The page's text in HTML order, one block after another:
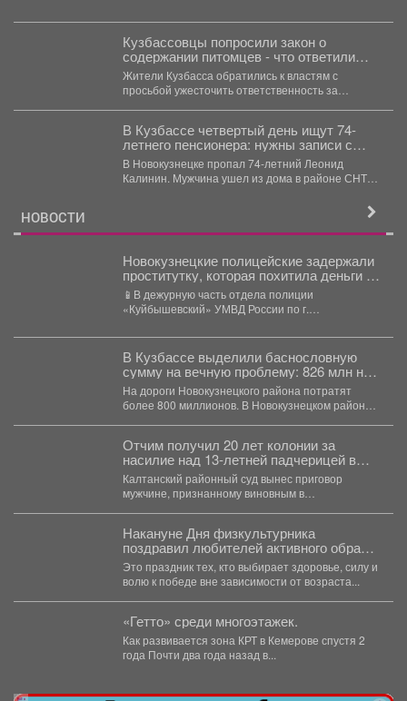
Кузбассовцы попросили закон о
содержании питомцев - что ответили
власти
Жители Кузбасса обратились к властям с
просьбой ужесточить ответственность за
В Кузбассе четвертый день ищут 74-
летнего пенсионера: нужны записи с
видеорегистраторов
В Новокузнецке пропал 74-летний Леонид
Калинин. Мужчина ушел из дома в районе СНТ
НОВОСТИ
Новокузнецкие полицейские задержали
проститутку, которая похитила деньги у
клиента
📱В дежурную часть отдела полиции
«Куйбышевский» УМВД России по г.
житель....
В Кузбассе выделили баснословную
сумму на вечную проблему: 826 млн на
ремонт
На дороги Новокузнецкого района потратят
более 800 миллионов. В Новокузнецком районе в
Отчим получил 20 лет колонии за
насилие над 13‑летней падчерицей в
Кузбассе
Калтанский районный суд вынес приговор
мужчине, признанному виновным в
Накануне Дня физкультурника
поздравил любителей активного образа
жизни!
Это праздник тех, кто выбирает здоровье, силу и
волю к победе вне зависимости от возраста...
«Гетто» среди многоэтажек.
Как развивается зона КРТ в Кемерове спустя 2
года Почти два года назад в...